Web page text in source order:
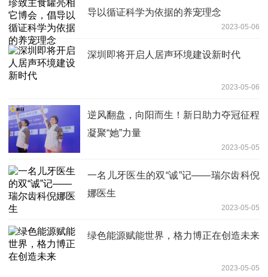
导以循证科学为依据的养宠理念
2023-05-06
深圳即将开启人居声环境建设新时代
2023-05-06
逆风翻盘，向阳而生！新日助力夺冠征程
凝聚“她”力量
2023-05-05
一名儿牙医生的双“诚”记——瑞尔齿科倪
娜医生
2023-05-05
绿色能源赋能世界，格力博正在创造未来
2023-05-05